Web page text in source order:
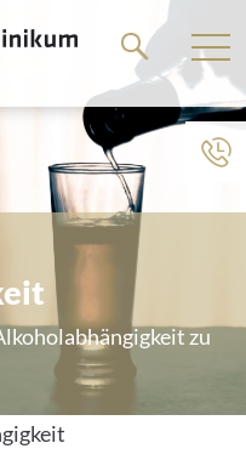
Springe
zum
Hauptteil
zu